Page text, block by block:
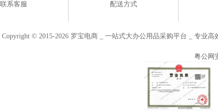
联系客服
配送方式
Copyright © 2015-2026 罗宝电商 _ 一站式大办公用品采购平台 _ 专业
粤公网